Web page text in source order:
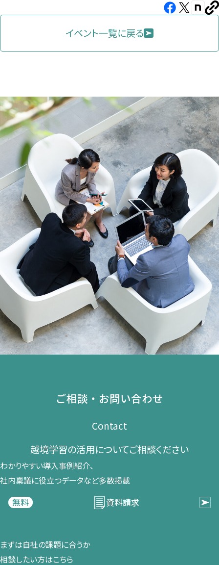
Facebook（新
し
き
ま
X（新
し
き
ま
す）
note（新
し
き
ま
す）
イベント一覧に戻る
ご相談・お問い合わせ
Contact
越境学習の​活用に​ついて​ご相談ください​
わかりやすい導入事例紹介、​
社内稟議に​役立つデータなど​多数掲載
無料
資料請求
まずは​自社の​課題に​合うか​
相談したい方は​こちら